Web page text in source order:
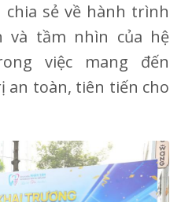
sẻ về hành trình
và tầm nhìn của hệ
việc mang đến
an toàn, tiên tiến cho